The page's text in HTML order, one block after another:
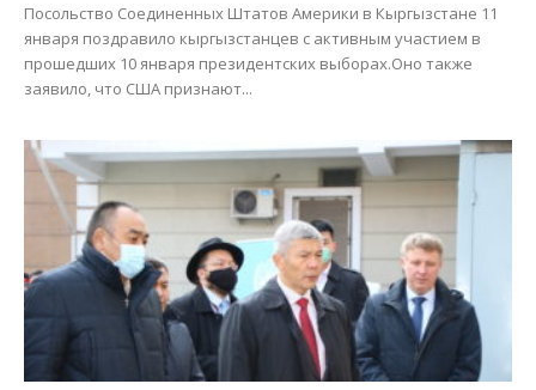
Посольство Соединенных Штатов Америки в Кыргызстане 11
января поздравило кыргызстанцев с активным участием в
прошедших 10 января президентских выборах.Оно также
заявило, что США признают...